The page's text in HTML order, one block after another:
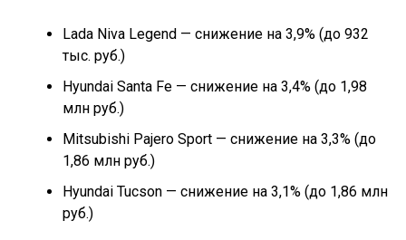
Lada Niva Legend — снижение на 3,9% (до 932
тыс. руб.)
Hyundai Santa Fe — снижение на 3,4% (до 1,98
млн руб.)
Mitsubishi Pajero Sport — снижение на 3,3% (до
1,86 млн руб.)
Hyundai Tucson — снижение на 3,1% (до 1,86 млн
руб.)